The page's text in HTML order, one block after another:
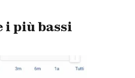
i più bassi